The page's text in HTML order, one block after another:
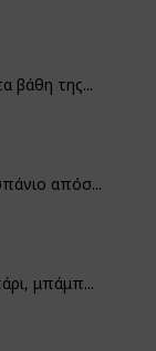
βάθη της...
απόσ...
μπάμπ...